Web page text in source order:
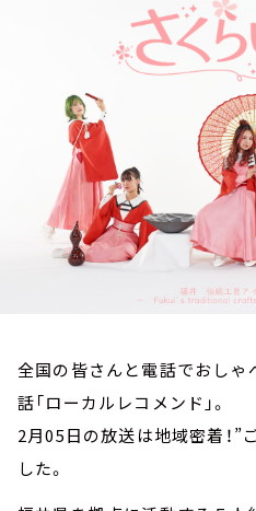
YouTube
会社情報
全国の皆さんと電話でおし
話「ローカルレコメンド」。
2月05日の放送は地域密着！”
した。